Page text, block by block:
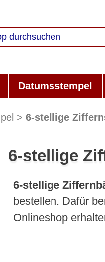
Datumsstempel
6-stellige
6-stellige
6-stellige
bestellen. Dafür
Onlineshop